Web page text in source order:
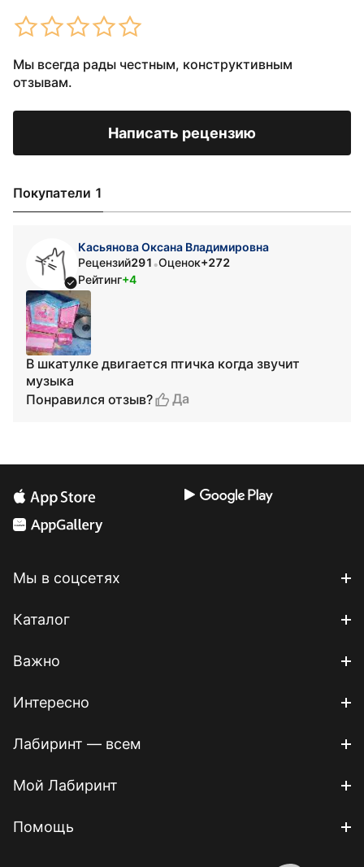
Мы всегда рады честным, конструктивным
отзывам.
Написать рецензию
Покупатели 1
Касьянова Оксана Владимировна
Рецензий291 •Оценок+272
Рейтинг+4
В шкатулке двигается птичка когда звучит
музыка
Понравился отзыв?
Да
Мы в соцсетях
Каталог
Важно
Интересно
Лабиринт — всем
Мой Лабиринт
Помощь